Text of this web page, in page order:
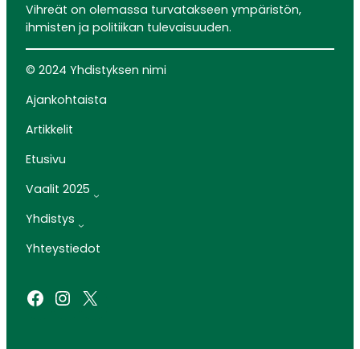
Vihreät on olemassa turvatakseen ympäristön,
ihmisten ja politiikan tulevaisuuden.
© 2024 Yhdistyksen nimi
Ajankohtaista
Artikkelit
Etusivu
Vaalit 2025
Yhdistys
Yhteystiedot
Facebook Instagram X